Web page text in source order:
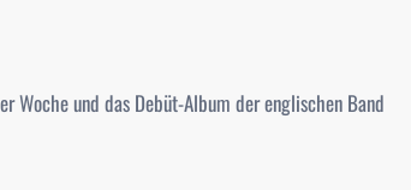
Woche und das Debüt-Album der englischen Band